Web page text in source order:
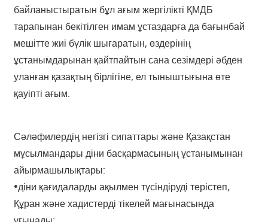
байланыстыратын бұл ағым жергілікті ҚМДБ
тарапынан бекітілген имам ұстаздарға да бағынбай
мешітте жиі бүлік шығаратын, өздерінің
ұстанымдарынан қайтпайтын сана сезімдері әбден
уланған қазақтың бірлігіне, ел тыныштығына өте
қауіпті ағым.
Сәләфилердің негізгі сипаттары және Қазақстан
мұсылмандары діни басқармасының ұстанымынан
айырмашылықтары:
•діни қағидаларды ақылмен түсіндіруді терістеп,
Құран және хадистерді тікелей мағынасында